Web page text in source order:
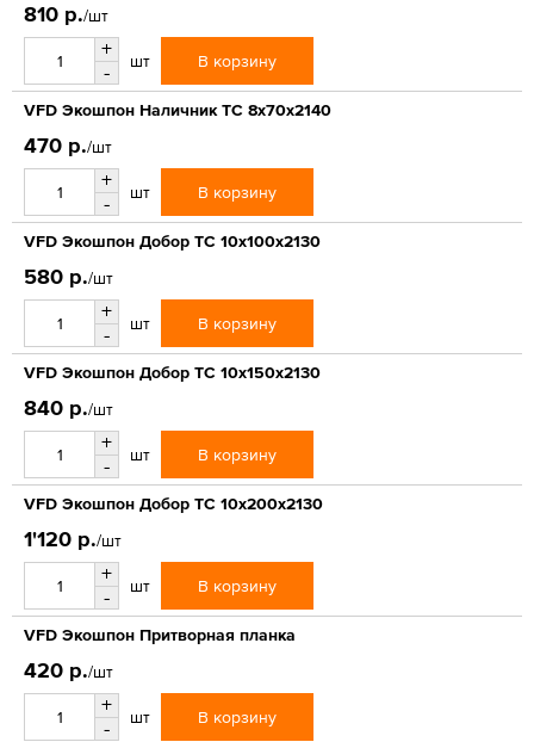
810 р./шт
+
-
шт В корзину
VFD Экошпон Наличник ТС 8x70x2140
470 р./шт
+
-
шт В корзину
VFD Экошпон Добор ТС 10x100x2130
580 р./шт
+
-
шт В корзину
VFD Экошпон Добор ТС 10x150x2130
840 р./шт
+
-
шт В корзину
VFD Экошпон Добор ТС 10x200x2130
1'120 р./шт
+
-
шт В корзину
VFD Экошпон Притворная планка
420 р./шт
+
-
шт В корзину